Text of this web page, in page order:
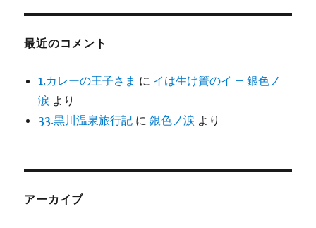
最近のコメント
1.カレーの王子さま に イは生け簀のイ – 銀色ノ
涙 より
33.黒川温泉旅行記 に銀色ノ涙 より
アーカイブ